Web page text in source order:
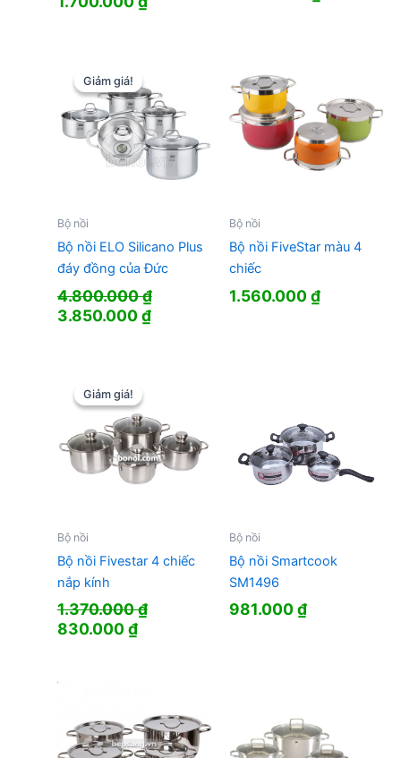
Giảm giá!
Giảm giá!
Bộ nồi
Bộ nồi ELO Silicano Plus
đáy đồng của Đức
4.800.000₫
Giá
3.850.000₫Giá
Bộ nồi
Bộ nồi FiveStar màu 4
chiếc
1.560.000₫
Giảm giá!
Giảm giá!
Bộ nồi
Bộ nồi Fivestar 4 chiếc
nắp kính
1.370.000₫
Giá
1.370.000 ₫.
830.000₫Giá
Bộ nồi
Bộ nồi Smartcook
SM1496
981.000₫